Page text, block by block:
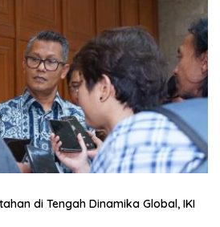
di Tengah Dinamika Global, IKI